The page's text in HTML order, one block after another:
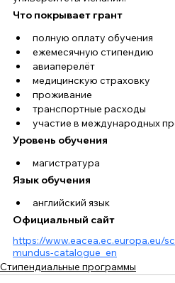
Что покрывает грант
полную оплату обучения
ежемесячную стипендию
авиаперелёт
медицинскую страховку
проживание
транспортные расходы
участие в международных
Уровень обучения
магистратура
Язык обучения
английский язык
Официальный сайт
https://www.eacea.ec.europa.eu/
mundus-catalogue_en
Стипендиальные программы